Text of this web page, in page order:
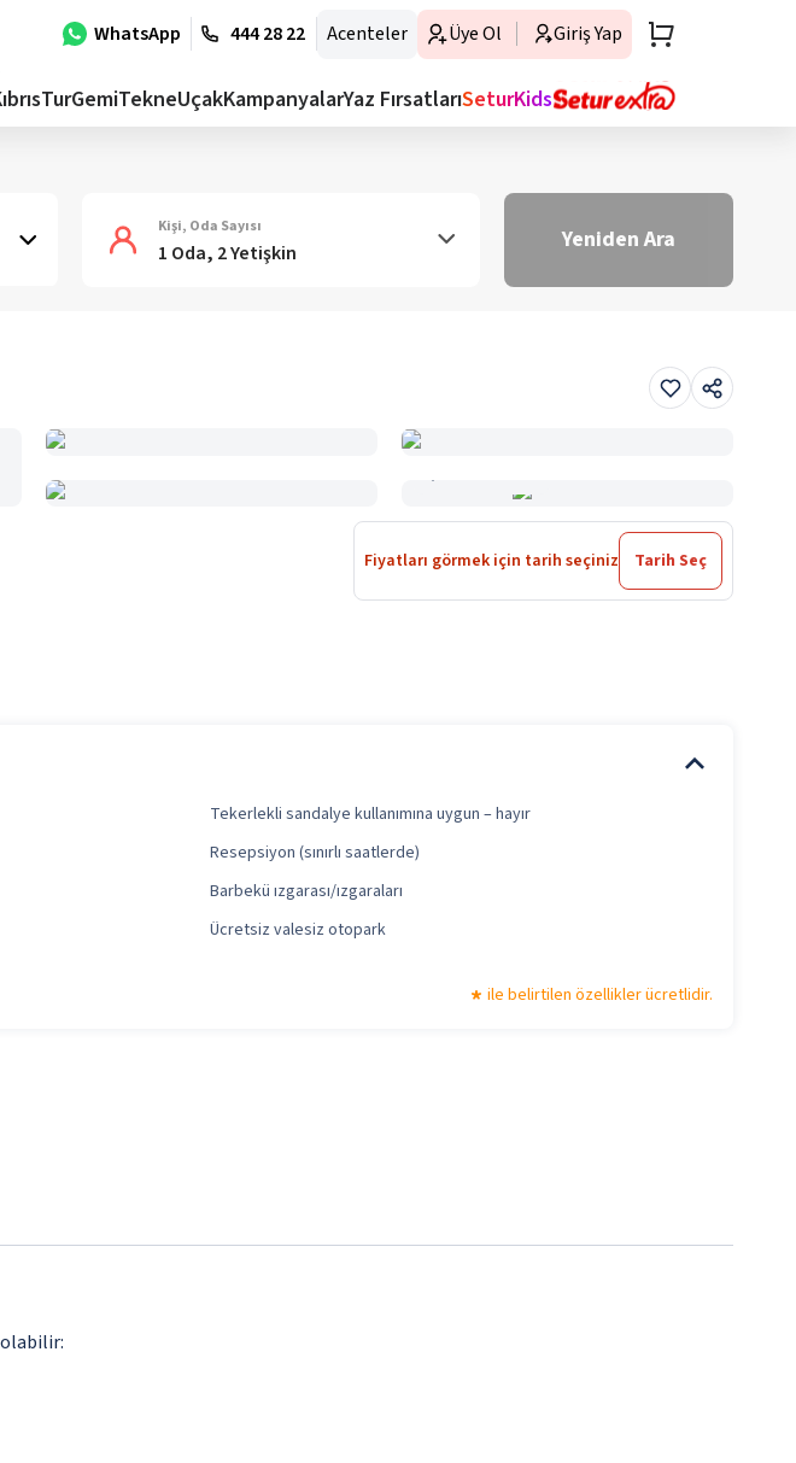
WhatsApp 444 28 22 Acenteler Üye Ol Giriş Yap
TurGemiTekneUçakKampanyalarYaz FırsatlarıSeturKids
Kişi, Oda Sayısı
1 Oda, 2 Yetişkin Yeniden Ara
Fiyatları görmek için tarih seçiniz Tarih Seç
Tekerlekli sandalye kullanımına uygun – hayır
Resepsiyon (sınırlı saatlerde)
Barbekü ızgarası/ızgaraları
Ücretsiz valesiz otopark
ile belirtilen özellikler ücretlidir.